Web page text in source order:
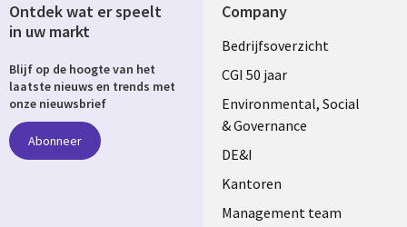
Company
Useful
links
NETHERLANDS
Bedrijfsoverzicht
CGI 50 jaar
Environmental, Social
& Governance
DE&I
Kantoren
Management team
Ontdek wat er speelt
in uw markt
Blijf op de hoogte van het
laatste nieuws en trends met
onze nieuwsbrief
Abonneer